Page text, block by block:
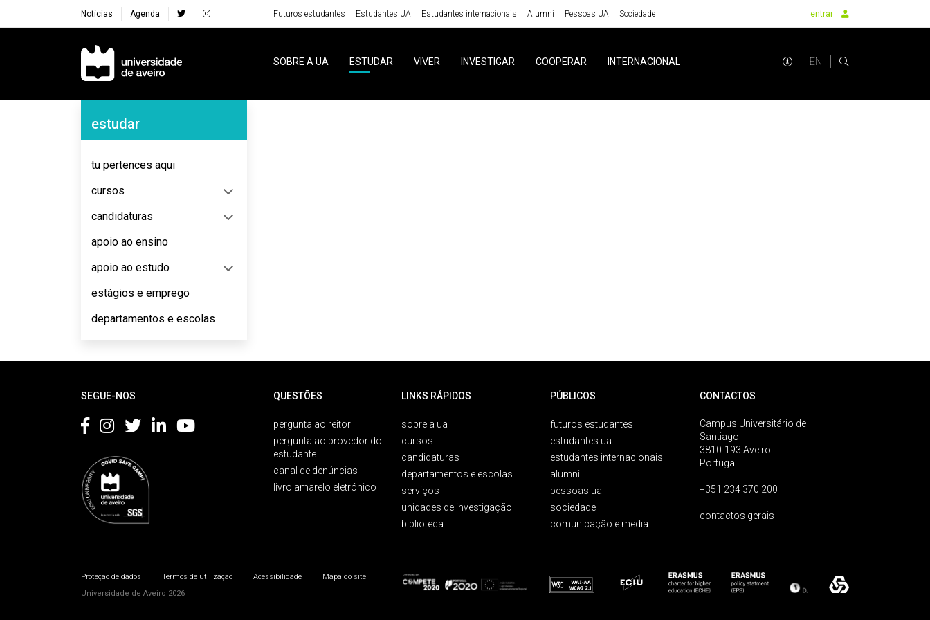
Notícias Agenda Futuros estudantes Estudantes UA Estudantes internacionais Alumni Pessoas UA Sociedade entrar
Navegação Principal
SOBRE A UA ESTUDAR VIVER INVESTIGAR COOPERAR INTERNACIONAL EN
Navegação Lateral
estudar
tu pertences aqui
cursos
candidaturas
apoio ao ensino
apoio ao estudo
estágios e emprego
departamentos e escolas
SEGUE-NOS QUESTÕES
pergunta ao reitor
pergunta ao provedor do
estudante
canal de denúncias
livro amarelo eletrónico
LINKS RÁPIDOS
sobre a ua
cursos
candidaturas
departamentos e escolas
serviços
unidades de investigação
biblioteca
PÚBLICOS
futuros estudantes
estudantes ua
estudantes internacionais
alumni
pessoas ua
sociedade
comunicação e media
CONTACTOS
Campus Universitário de
Santiago
3810-193 Aveiro
Portugal
+351 234 370 200
contactos gerais
Proteção de dados Termos de utilização Acessibilidade
Mapa do site
Universidade de Aveiro 2026